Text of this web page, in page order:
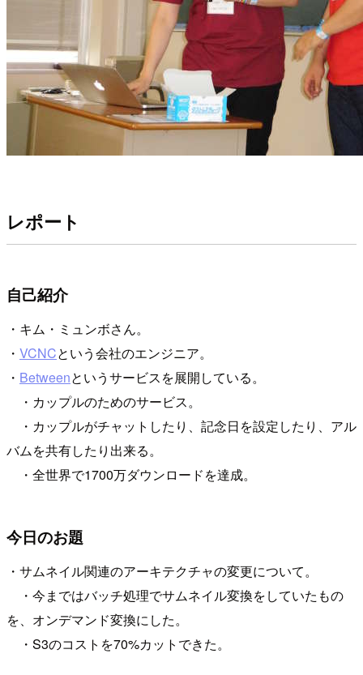
レポート
自己紹介
・キム・ミュンボさん。
・ VCNCという会社のエンジニア。
・ Betweenというサービスを展開している。
・カップルのためのサービス。
・カップルがチャットしたり、記念日を設定したり、アル
バムを共有したり出来る。
・全世界で1700万ダウンロードを達成。
今日のお題
・サムネイル関連のアーキテクチャの変更について。
・今まではバッチ処理でサムネイル変換をしていたもの
を、オンデマンド変換にした。
・S3のコストを70%カットできた。